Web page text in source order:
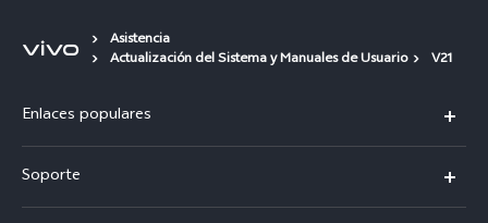
Asistencia
Actualización del Sistema y Manuales de Usuario
V21
Enlaces populares
V70
Soporte